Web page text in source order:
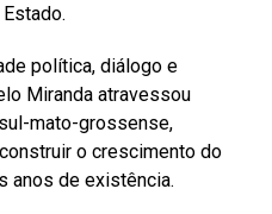
política, diálogo e
Miranda atravessou
mato-grossense,
o crescimento do
anos de existência.